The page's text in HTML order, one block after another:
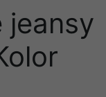
jeansy